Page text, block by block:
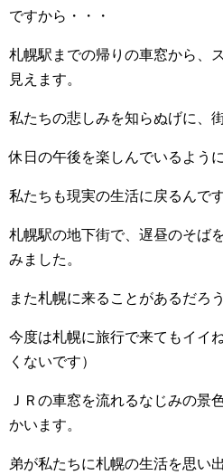
ですから・・・
札幌駅までの帰りの車窓から、
見えます。
私たちの悲しみを知らぬげに、
休日の午後を楽しんでいるよう
私たちも現実の生活に戻るんです
札幌駅の地下街で、遅昼のそば
みました。
また札幌に来ることがあるだろ
今度は札幌に旅行で来てもイイ
くないです）
ＪＲの車窓を流れるなじみの景
かいます。
弟が私たちに札幌の生活を思い